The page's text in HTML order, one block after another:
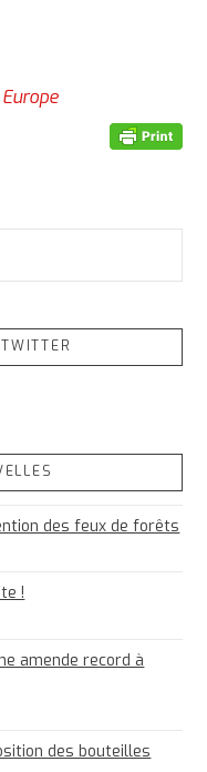
des feux de forêts
!
amende record à
des bouteilles